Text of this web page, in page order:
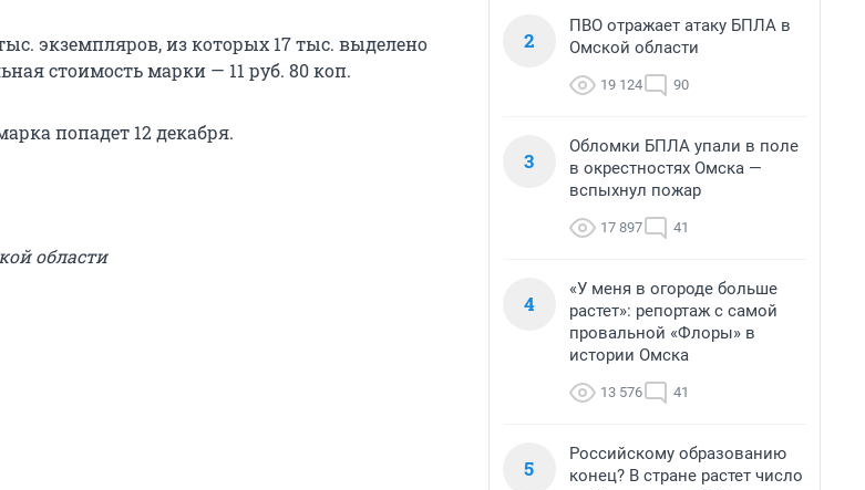
экземпляров, из которых 17 тыс. выделено
стоимость марки — 11 руб. 80 коп.
попадет 12 декабря.
области
2
ПВО отражает атаку БПЛА в
Омской области
19 124 90
3
Обломки БПЛА упали в поле
в окрестностях Омска —
вспыхнул пожар
17 897 41
4
«У меня в огороде больше
растет»: репортаж с самой
провальной «Флоры» в
истории Омска
13 576 41
5
Российскому образованию
конец? В стране растет число